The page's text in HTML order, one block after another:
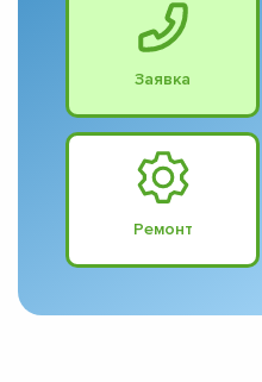
Заявка
Ремонт